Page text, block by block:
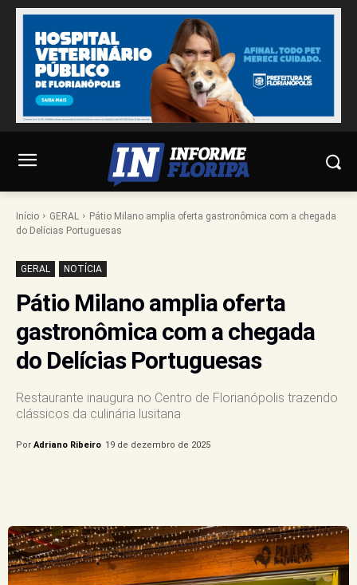
Início GERAL
Pátio Milano amplia oferta gastronômica com a chegada
do Delícias Portuguesas
GERAL NOTÍCIA
Pátio Milano amplia oferta
gastronômica com a chegada
do Delícias Portuguesas
Restaurante inaugura no Centro de Florianópolis trazendo
clássicos da culinária lusitana
Por Adriano Ribeiro 19 de dezembro de 2025